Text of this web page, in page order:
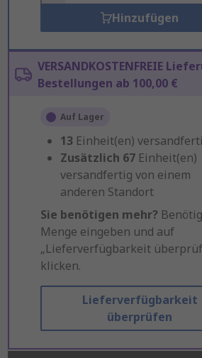
Hinzufügen
VERSANDKOSTENFREIE
Bestellungen ab 100,00 €
Auf Lager
13 Einheit(en)
Zusätzlich 67 Einheit(en)
versandfertig von einem
anderen Standort
Sie benötigen mehr?
Menge eingeben und auf
„Lieferverfügbarkeit
klicken.
Lieferverfügbarkeit
überprüfen